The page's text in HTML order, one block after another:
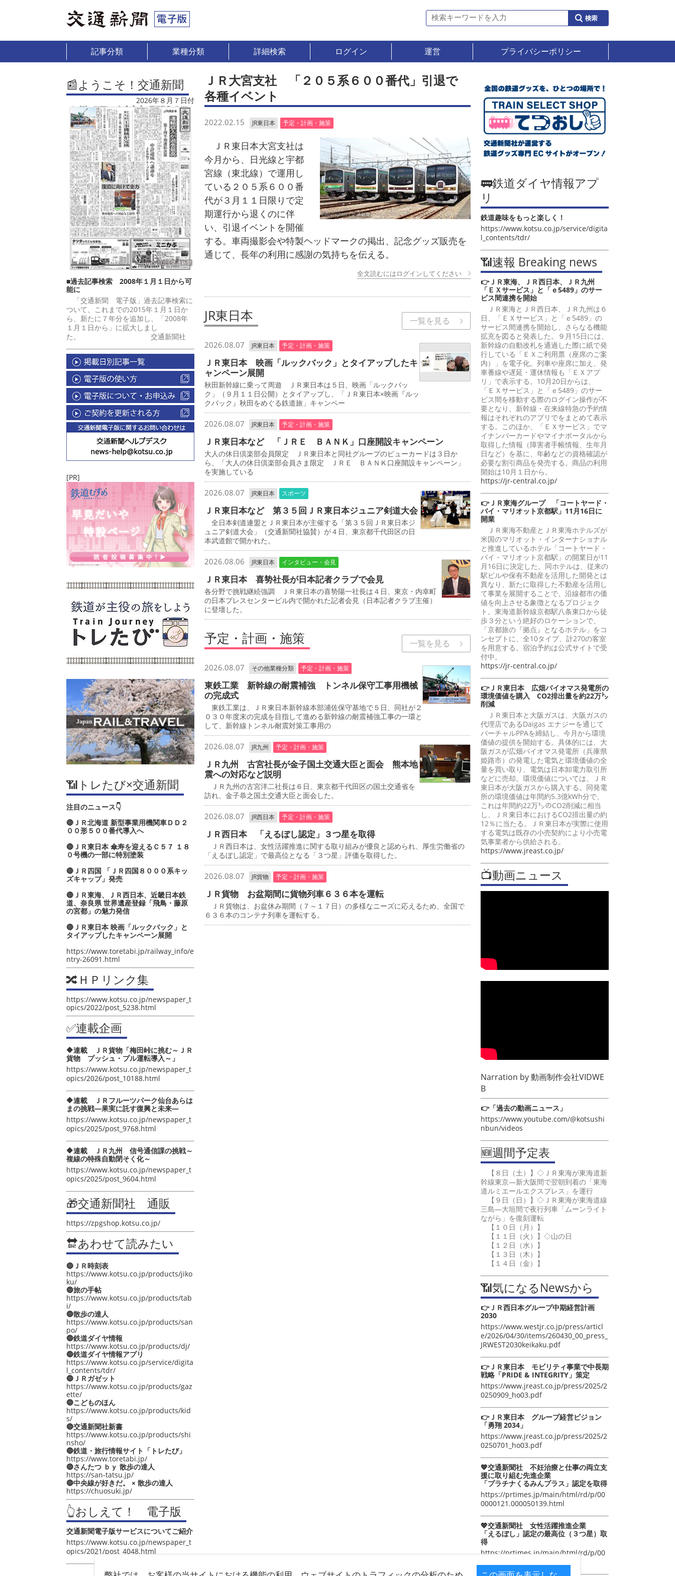
記事分類 業種分類 詳細検索 ログイン 運営 プライバシーポリシー
📰ようこそ！交通新聞
2026年８月７日付
■過去記事検索 2008年１月１日から可
能に
「交通新聞 電子版」過去記事検索に
ついて、これまでの2015年１月１日か
ら、新たに７年分を追加し、「2008年
１月１日から」に拡大しまし
た。 交通新聞社
[PR]
📶トレたび×交通新聞
注目のニュース👇
🔴ＪＲ北海道 新型事業用機関車ＤＤ２
００形５００番代導入へ
🔴ＪＲ東日本 傘寿を迎えるＣ５７ １８
０号機の一部に特別塗装
🔴ＪＲ四国 「ＪＲ四国８０００系キッ
ズキャップ」発売
🔴ＪＲ東海、ＪＲ西日本、近畿日本鉄
道、奈良県 世界遺産登録「飛鳥・藤原
の宮都」の魅力発信
🔴ＪＲ東日本 映画「ルックバック」と
タイアップしたキャンペーン展開
https://www.toretabi.jp/railway_info/e
ntry-26091.html
🔀ＨＰリンク集
https://www.kotsu.co.jp/newspaper_t
opics/2022/post_5238.html
✅連載企画
🔶連載 ＪＲ貨物「梅田峠に挑む～ＪＲ
貨物 プッシュ・プル運転導入～」
https://www.kotsu.co.jp/newspaper_t
opics/2026/post_10188.html
🔶連載 ＪＲフルーツパーク仙台あらは
まの挑戦―果実に託す復興と未来―
https://www.kotsu.co.jp/newspaper_t
opics/2025/post_9768.html
🔶連載 ＪＲ九州 信号通信課の挑戦～
複線の特殊自動閉そく化～
https://www.kotsu.co.jp/newspaper_t
opics/2025/post_9604.html
🎁交通新聞社 通販
https://zpgshop.kotsu.co.jp/
🔛あわせて読みたい
🔵ＪＲ時刻表
https://www.kotsu.co.jp/products/jiko
ku/
🔵旅の手帖
https://www.kotsu.co.jp/products/tab
i/
🔵散歩の達人
https://www.kotsu.co.jp/products/san
po/
🔵鉄道ダイヤ情報
https://www.kotsu.co.jp/products/dj/
🔵鉄道ダイヤ情報アプリ
https://www.kotsu.co.jp/service/digita
l_contents/tdr/
🔵ＪＲガゼット
https://www.kotsu.co.jp/products/gaz
ette/
🔵こどものほん
https://www.kotsu.co.jp/products/kid
s/
🔵交通新聞社新書
https://www.kotsu.co.jp/products/shi
nsho/
🔵鉄道・旅行情報サイト「トレたび」
https://www.toretabi.jp/
🔵さんたつ ｂｙ 散歩の達人
https://san-tatsu.jp/
🔵中央線が好きだ。 × 散歩の達人
https://chuosuki.jp/
👆おしえて！ 電子版
交通新聞電子版サービスについてご紹介
https://www.kotsu.co.jp/newspaper_t
opics/2021/post_4048.html
ＪＲ大宮支社 「２０５系６００番代」引退で
各種イベント
2022.02.15 JR東日本 予定・計画・施策
ＪＲ東日本大宮支社は
今月から、日光線と宇都
宮線（東北線）で運用し
ている２０５系６００番
代が３月１１日限りで定
期運行から退くのに伴
い、引退イベントを開催
する。車両撮影会や特製ヘッドマークの掲出、記念グッズ販売を
通じて、長年の利用に感謝の気持ちを伝える。
全文読むにはログインしてください
JR東日本 一覧を見る
2026.08.07 JR東日本 予定・計画・施策
ＪＲ東日本 映画「ルックバック」とタイアップしたキ
ャンペーン展開
秋田新幹線に乗って周遊 ＪＲ東日本は５日、映画「ルックバッ
ク」（９月１１日公開）とタイアップし、「ＪＲ東日本×映画『ルッ
クバック』秋田をめぐる鉄道旅」キャンペー
2026.08.07 JR東日本 予定・計画・施策
ＪＲ東日本など 「ＪＲＥ ＢＡＮＫ」口座開設キャンペーン
大人の休日倶楽部会員限定 ＪＲ東日本と同社グループのビューカードは３日か
ら、「大人の休日倶楽部会員さま限定 ＪＲＥ ＢＡＮＫ口座開設キャンペーン」
を実施している
2026.08.07 JR東日本 スポーツ
ＪＲ東日本など 第３５回ＪＲ東日本ジュニア剣道大会
全日本剣道連盟とＪＲ東日本が主催する「第３５回ＪＲ東日本ジ
ュニア剣道大会」（交通新聞社協賛）が４日、東京都千代田区の日
本武道館で開かれた。
2026.08.06 JR東日本 インタビュー・会見
ＪＲ東日本 喜㔟社長が日本記者クラブで会見
各分野で挑戦継続強調 ＪＲ東日本の喜㔟陽一社長は４日、東京・内幸町
の日本プレスセンタービル内で開かれた記者会見（日本記者クラブ主催）
に登壇した。
予定・計画・施策 一覧を見る
2026.08.07 その他業種分類 予定・計画・施策
東鉄工業 新幹線の耐震補強 トンネル保守工事用機械
の完成式
東鉄工業は、ＪＲ東日本新幹線本部浦佐保守基地で５日、同社が２
０３０年度末の完成を目指して進める新幹線の耐震補強工事の一環と
して、新幹線トンネル耐震対策工事用の
2026.08.07 JR九州 予定・計画・施策
ＪＲ九州 古宮社長が金子国土交通大臣と面会 熊本地
震への対応など説明
ＪＲ九州の古宮洋二社長は６日、東京都千代田区の国土交通省を
訪れ、金子恭之国土交通大臣と面会した。
2026.08.07 JR西日本 予定・計画・施策
ＪＲ西日本 「えるぼし認定」３つ星を取得
ＪＲ西日本は、女性活躍推進に関する取り組みが優良と認められ、厚生労働省の
「えるぼし認定」で最高位となる「３つ星」評価を取得した。
2026.08.07 JR貨物 予定・計画・施策
ＪＲ貨物 お盆期間に貨物列車６３６本を運転
ＪＲ貨物は、お盆休み期間（７～１７日）の多様なニーズに応えるため、全国で
６３６本のコンテナ列車を運転する。
🚃鉄道ダイヤ情報アプ
リ
鉄道趣味をもっと楽しく！
https://www.kotsu.co.jp/service/digita
l_contents/tdr/
📶速報 Breaking news
👉ＪＲ東海、ＪＲ西日本、ＪＲ九州
「ＥＸサービス」と「ｅ5489」のサー
ビス間連携を開始
ＪＲ東海とＪＲ西日本、ＪＲ九州は６
日、「ＥＸサービス」と「ｅ5489」の
サービス間連携を開始し、さらなる機能
拡充を図ると発表した。９月15日には、
新幹線の自動改札を通過した際に紙で発
行している「ＥＸご利用票（座席のご案
内）」を電子化。列車や座席に加え、発
車番線や遅延・運休情報も「ＥＸアプ
リ」で表示する。10月20日からは、
「ＥＸサービス」と「ｅ5489」のサー
ビス間を移動する際のログイン操作が不
要となり、新幹線・在来線特急の予約情
報はそれぞれのアプリでをまとめて表示
する。このほか、「ＥＸサービス」でマ
イナンバーカードやマイナポータルから
取得した情報（障害者手帳情報、生年月
日など）を基に、年齢などの資格確認が
必要な割引商品を発売する。商品の利用
開始は10月１日から。
https://jr-central.co.jp/
👉ＪＲ東海グループ 「コートヤード・
バイ・マリオット京都駅」11月16日に
開業
ＪＲ東海不動産とＪＲ東海ホテルズが
米国のマリオット・インターナショナル
と推進しているホテル「コートヤード・
バイ・マリオット京都駅」の開業日が11
月16日に決定した。同ホテルは、従来の
駅ビルや保有不動産を活用した開発とは
異なり、新たに取得した不動産を活用し
て事業を展開することで、沿線都市の価
値を向上させる象徴となるプロジェク
ト。東海道新幹線京都駅八条東口から徒
歩３分という絶好のロケーションで、
「京都旅の『拠点』となるホテル」をコ
ンセプトに、全10タイプ、計270の客室
を用意する。宿泊予約は公式サイトで受
付中。
https://jr-central.co.jp/
👉ＪＲ東日本 広畑バイオマス発電所の
環境価値を購入 CO2排出量を約22万㌧
削減
ＪＲ東日本と大阪ガスは、大阪ガスの
代理店であるDaigas エナジーを通じて
バーチャルPPAを締結し、今月から環境
価値の提供を開始する。具体的には、大
阪ガスが広畑バイオマス発電所（兵庫県
姫路市）の発電した電気と環境価値の全
量を買い取り、電気は日本卸電力取引所
などに売却。環境価値については、ＪＲ
東日本が大阪ガスから購入する。同発電
所の環境価値は年間約5.3億kWh分で、
これは年間約22万㌧のCO2削減に相当
し、ＪＲ東日本におけるCO2排出量の約
12％に当たる。ＪＲ東日本が実際に使用
する電気は既存の小売契約により小売電
気事業者から供給される。
https://www.jreast.co.jp/
📺動画ニュース
Narration by動画制作会社VIDWE
B
👉「過去の動画ニュース」
https://www.youtube.com/@kotsushi
nbun/videos
🆕週間予定表
【８日（土）】◇ＪＲ東海が東海道新
幹線東京―新大阪間で翌朝到着の「東海
道ルミエールエクスプレス」を運行
【９日（日）】◇ＪＲ東海が東海道線
三島―大垣間で夜行列車「ムーンライト
ながら」を復刻運転
【１０日（月）】
【１１日（火）】◇山の日
【１２日（水）】
【１３日（木）】
【１４日（金）】
📶気になるNewsから
👉ＪＲ西日本グループ中期経営計画
2030
https://www.westjr.co.jp/press/articl
e/2026/04/30/items/260430_00_press_
JRWEST2030keikaku.pdf
👉ＪＲ東日本 モビリティ事業で中長期
戦略「PRIDE & INTEGRITY」策定
https://www.jreast.co.jp/press/2025/2
0250909_ho03.pdf
👉ＪＲ東日本 グループ経営ビジョン
「勇翔 2034」
https://www.jreast.co.jp/press/2025/2
0250701_ho03.pdf
💖交通新聞社 不妊治療と仕事の両立支
援に取り組む先進企業
「プラチナくるみんプラス」認定を取得
https://prtimes.jp/main/html/rd/p/00
0000121.000050139.html
💖交通新聞社 女性活躍推進企業
「えるぼし」認定の最高位（３つ星）取
得
https://prtimes.jp/main/html/rd/p/00